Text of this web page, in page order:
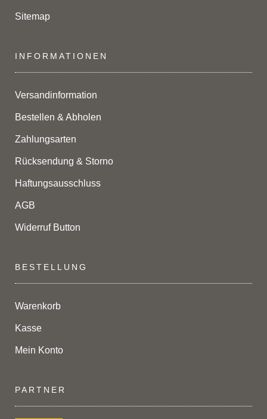
Sitemap
INFORMATIONEN
Versandinformation
Bestellen & Abholen
Zahlungsarten
Rücksendung & Storno
Haftungsausschluss
AGB
Widerruf Button
BESTELLUNG
Warenkorb
Kasse
Mein Konto
PARTNER